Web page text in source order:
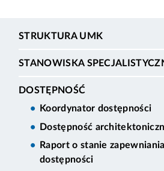
STRUKTURA UMK
STANOWISKA
DOSTĘPNOŚĆ
Koordynator dostępności
Dostępność
Raport o stanie zapewniania
dostępności